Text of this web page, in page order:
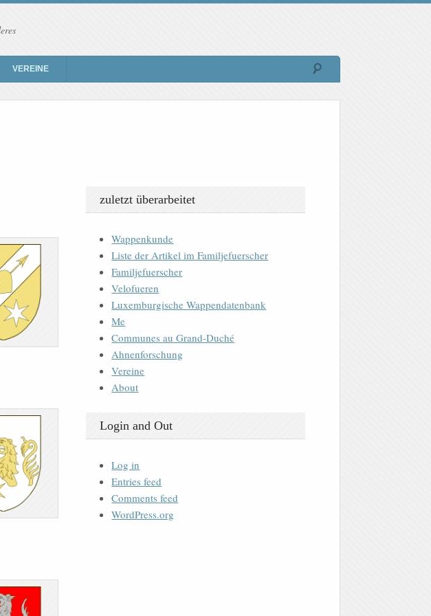
VEREINE
zuletzt überarbeitet
Wappenkunde
Liste der Artikel im Familjefuerscher
Familjefuerscher
Velofueren
Luxemburgische Wappendatenbank
Me
Communes au Grand-Duché
Ahnenforschung
Vereine
About
Login and Out
Log in
Entries feed
Comments feed
WordPress.org